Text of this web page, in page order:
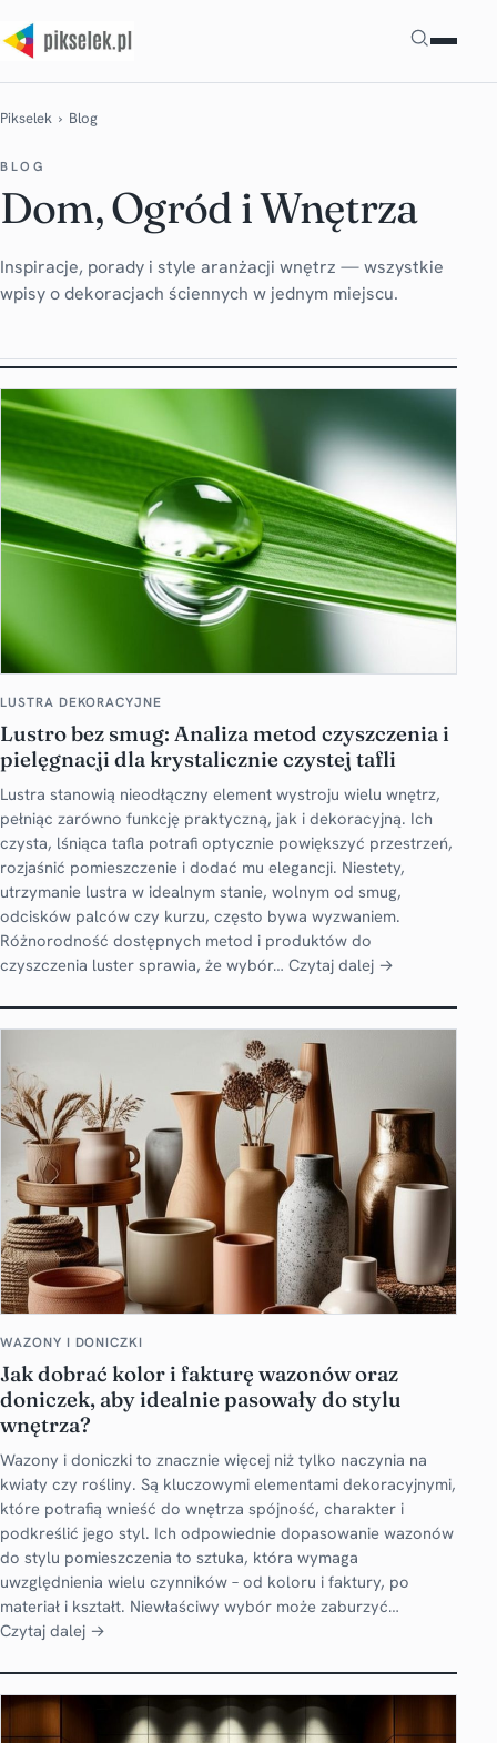
Szukaj
Pikselek › Blog
BLOG
Dom, Ogród i Wnętrza
Inspiracje, porady i style aranżacji wnętrz — wszystkie
wpisy o dekoracjach ściennych w jednym miejscu.
LUSTRA DEKORACYJNE
Lustro bez smug: Analiza metod czyszczenia i
pielęgnacji dla krystalicznie czystej tafli
Lustra stanowią nieodłączny element wystroju wielu wnętrz,
pełniąc zarówno funkcję praktyczną, jak i dekoracyjną. Ich
czysta, lśniąca tafla potrafi optycznie powiększyć przestrzeń,
rozjaśnić pomieszczenie i dodać mu elegancji. Niestety,
utrzymanie lustra w idealnym stanie, wolnym od smug,
odcisków palców czy kurzu, często bywa wyzwaniem.
Różnorodność dostępnych metod i produktów do
czyszczenia luster sprawia, że wybór… Czytaj dalej →
WAZONY I DONICZKI
Jak dobrać kolor i fakturę wazonów oraz
doniczek, aby idealnie pasowały do stylu
wnętrza?
Wazony i doniczki to znacznie więcej niż tylko naczynia na
kwiaty czy rośliny. Są kluczowymi elementami dekoracyjnymi,
które potrafią wnieść do wnętrza spójność, charakter i
podkreślić jego styl. Ich odpowiednie dopasowanie wazonów
do stylu pomieszczenia to sztuka, która wymaga
uwzględnienia wielu czynników – od koloru i faktury, po
materiał i kształt. Niewłaściwy wybór może zaburzyć…
Czytaj dalej →